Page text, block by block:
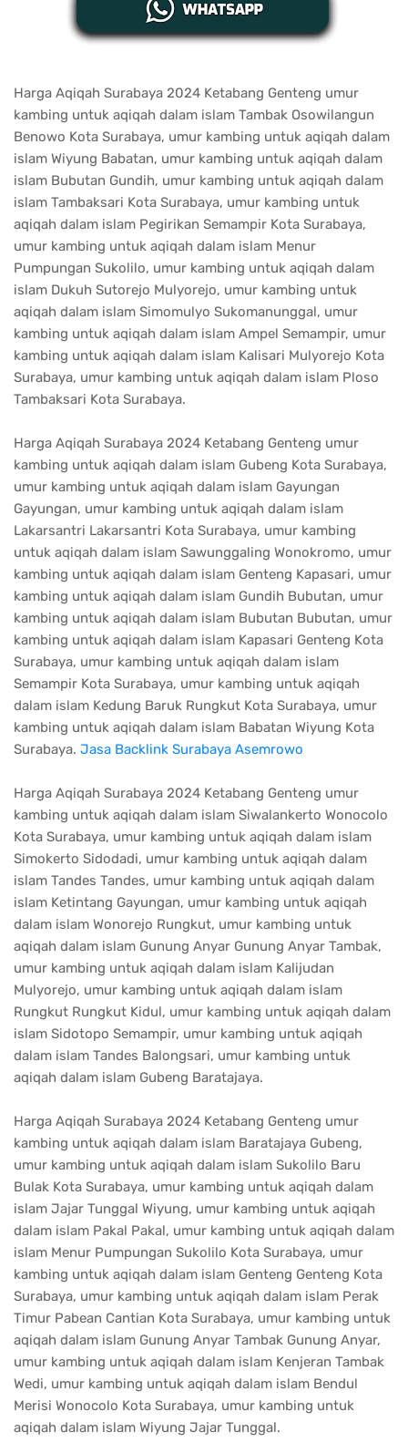
Harga Aqiqah Surabaya 2024 Ketabang Genteng umur
kambing untuk aqiqah dalam islam Tambak Osowilangun
Benowo Kota Surabaya, umur kambing untuk aqiqah dalam
islam Wiyung Babatan, umur kambing untuk aqiqah dalam
islam Bubutan Gundih, umur kambing untuk aqiqah dalam
islam Tambaksari Kota Surabaya, umur kambing untuk
aqiqah dalam islam Pegirikan Semampir Kota Surabaya,
umur kambing untuk aqiqah dalam islam Menur
Pumpungan Sukolilo, umur kambing untuk aqiqah dalam
islam Dukuh Sutorejo Mulyorejo, umur kambing untuk
aqiqah dalam islam Simomulyo Sukomanunggal, umur
kambing untuk aqiqah dalam islam Ampel Semampir, umur
kambing untuk aqiqah dalam islam Kalisari Mulyorejo Kota
Surabaya, umur kambing untuk aqiqah dalam islam Ploso
Tambaksari Kota Surabaya.
Harga Aqiqah Surabaya 2024 Ketabang Genteng umur
kambing untuk aqiqah dalam islam Gubeng Kota Surabaya,
umur kambing untuk aqiqah dalam islam Gayungan
Gayungan, umur kambing untuk aqiqah dalam islam
Lakarsantri Lakarsantri Kota Surabaya, umur kambing
untuk aqiqah dalam islam Sawunggaling Wonokromo, umur
kambing untuk aqiqah dalam islam Genteng Kapasari, umur
kambing untuk aqiqah dalam islam Gundih Bubutan, umur
kambing untuk aqiqah dalam islam Bubutan Bubutan, umur
kambing untuk aqiqah dalam islam Kapasari Genteng Kota
Surabaya, umur kambing untuk aqiqah dalam islam
Semampir Kota Surabaya, umur kambing untuk aqiqah
dalam islam Kedung Baruk Rungkut Kota Surabaya, umur
kambing untuk aqiqah dalam islam Babatan Wiyung Kota
Surabaya. Jasa Backlink Surabaya Asemrowo
Harga Aqiqah Surabaya 2024 Ketabang Genteng umur
kambing untuk aqiqah dalam islam Siwalankerto Wonocolo
Kota Surabaya, umur kambing untuk aqiqah dalam islam
Simokerto Sidodadi, umur kambing untuk aqiqah dalam
islam Tandes Tandes, umur kambing untuk aqiqah dalam
islam Ketintang Gayungan, umur kambing untuk aqiqah
dalam islam Wonorejo Rungkut, umur kambing untuk
aqiqah dalam islam Gunung Anyar Gunung Anyar Tambak,
umur kambing untuk aqiqah dalam islam Kalijudan
Mulyorejo, umur kambing untuk aqiqah dalam islam
Rungkut Rungkut Kidul, umur kambing untuk aqiqah dalam
islam Sidotopo Semampir, umur kambing untuk aqiqah
dalam islam Tandes Balongsari, umur kambing untuk
aqiqah dalam islam Gubeng Baratajaya.
Harga Aqiqah Surabaya 2024 Ketabang Genteng umur
kambing untuk aqiqah dalam islam Baratajaya Gubeng,
umur kambing untuk aqiqah dalam islam Sukolilo Baru
Bulak Kota Surabaya, umur kambing untuk aqiqah dalam
islam Jajar Tunggal Wiyung, umur kambing untuk aqiqah
dalam islam Pakal Pakal, umur kambing untuk aqiqah dalam
islam Menur Pumpungan Sukolilo Kota Surabaya, umur
kambing untuk aqiqah dalam islam Genteng Genteng Kota
Surabaya, umur kambing untuk aqiqah dalam islam Perak
Timur Pabean Cantian Kota Surabaya, umur kambing untuk
aqiqah dalam islam Gunung Anyar Tambak Gunung Anyar,
umur kambing untuk aqiqah dalam islam Kenjeran Tambak
Wedi, umur kambing untuk aqiqah dalam islam Bendul
Merisi Wonocolo Kota Surabaya, umur kambing untuk
aqiqah dalam islam Wiyung Jajar Tunggal.